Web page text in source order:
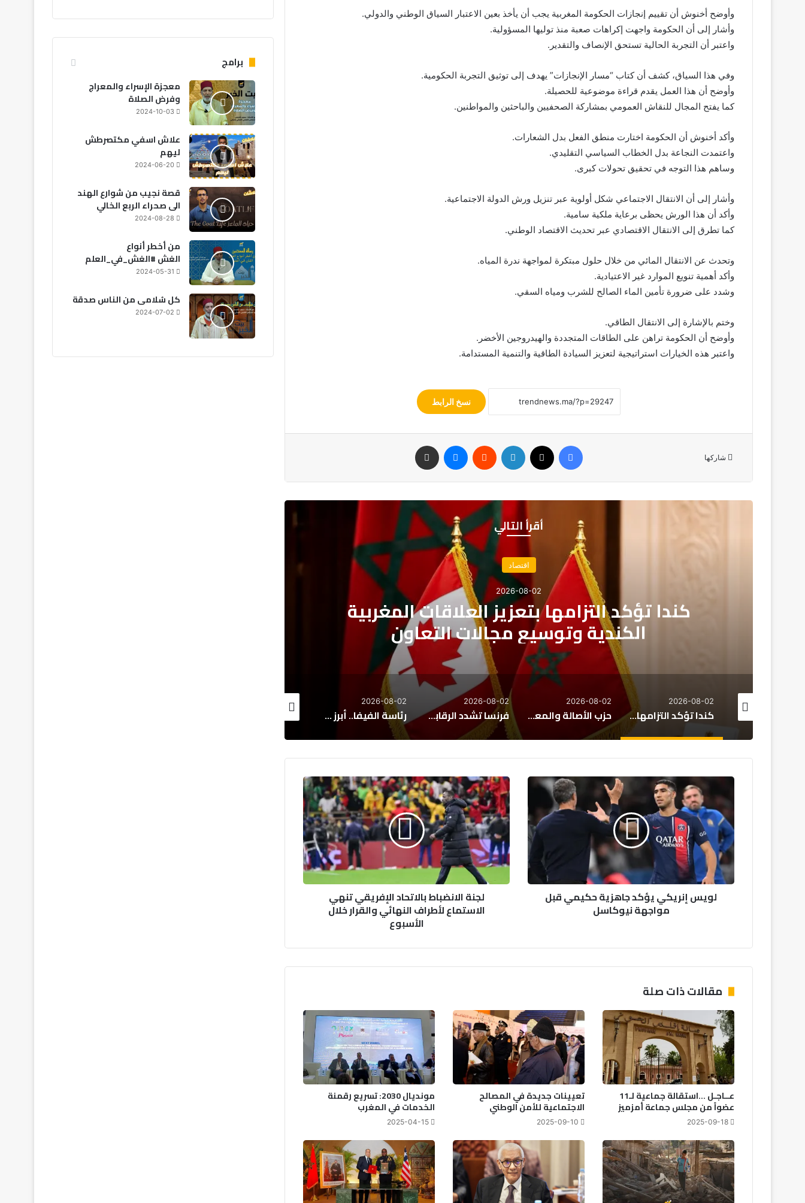
وأوضح أخنوش أن تقييم إنجازات الحكومة المغربية يجب أن يأخذ بعين الاعتبار السياق الوطني والدولي.
وأشار إلى أن الحكومة واجهت إكراهات صعبة منذ توليها المسؤولية.
واعتبر أن التجربة الحالية تستحق الإنصاف والتقدير.
وفي هذا السياق، كشف أن كتاب “مسار الإنجازات” يهدف إلى توثيق التجربة الحكومية.
وأوضح أن هذا العمل يقدم قراءة موضوعية للحصيلة.
كما يفتح المجال للنقاش العمومي بمشاركة الصحفيين والباحثين والمواطنين.
وأكد أخنوش أن الحكومة اختارت منطق الفعل بدل الشعارات.
واعتمدت النجاعة بدل الخطاب السياسي التقليدي.
وساهم هذا التوجه في تحقيق تحولات كبرى.
وأشار إلى أن الانتقال الاجتماعي شكل أولوية عبر تنزيل ورش الدولة الاجتماعية.
وأكد أن هذا الورش يحظى برعاية ملكية سامية.
كما تطرق إلى الانتقال الاقتصادي عبر تحديث الاقتصاد الوطني.
وتحدث عن الانتقال المائي من خلال حلول مبتكرة لمواجهة ندرة المياه.
وأكد أهمية تنويع الموارد غير الاعتيادية.
وشدد على ضرورة تأمين الماء الصالح للشرب ومياه السقي.
وختم بالإشارة إلى الانتقال الطاقي.
وأوضح أن الحكومة تراهن على الطاقات المتجددة والهيدروجين الأخضر.
واعتبر هذه الخيارات استراتيجية لتعزيز السيادة الطاقية والتنمية المستدامة.
نسخ الرابط
شاركها
فيسبوك لينكدإن ماسنجر
أقرأ التالي
سياسة
2026-08-02
حزب الأصالة والمعاصرة يدعو إلى مقاربة شاملة
لمعالجة ملف الهجرة غير النظامية
كندا تؤكد التزامها بتعزيز العلاقات المغربية الكندية وتوسيع مجالات التعاون
2026-08-02
حزب الأصالة والمعاصرة يدعو إلى مقاربة شاملة لمعالجة ملف الهجرة غير النظامية
2026-08-02
فرنسا تشدد الرقابة على الاستثمارات الأجنبية
2026-08-02
رئاسة الفيفا.. أبرز المرشحين المحتملين لخلافة جياني إنفانتينو
2026-08-01
القصر الملكي الإسباني يعلق بقلق على أحداث سبتة المحتلة ويدعو لضمان الأمن
2026-08-01
لويس
إنريكي
جاهزية
حكيمي
قبل
مواجهة
نيوكاسل
لويس إنريكي يؤكد جاهزية حكيمي قبل
مواجهة نيوكاسل
لجنة
الانضباط
بالاتحاد
الإفريقي
تنهي
الاستماع
لأطراف
النهائي
والقرار
لجنة الانضباط بالاتحاد الإفريقي تنهي
الاستماع لأطراف النهائي والقرار خلال
الأسبوع
مقالات ذات صلة
عــاجـل …استقالة جماعية لـ11
عضواً من مجلس جماعة أمزميز
2025-09-18
تعيينات جديدة في المصالح
الاجتماعية للأمن الوطني
2025-09-10
مونديال 2030: تسريع رقمنة
الخدمات في المغرب
2025-04-15
برامج
معجزة الإسراء والمعراج
وفرض الصلاة
2024-10-03
علاش اسفي مكتصرطش
ليهم
2024-06-20
قصة نجيب من شوارع الهند
الى صحراء الربع الخالي
2024-08-28
من أخطر أنواع
الغش #الغش_في_العلم
2024-05-31
كل سُلامى من الناس صدقة
2024-07-02